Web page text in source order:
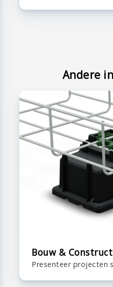
Andere
Bouw &
Presenteer projecten